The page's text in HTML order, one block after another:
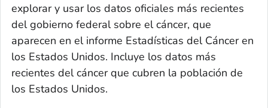
explorar y usar los datos oficiales más recientes
del gobierno federal sobre el cáncer, que
aparecen en el informe Estadísticas del Cáncer en
los Estados Unidos. Incluye los datos más
recientes del cáncer que cubren la población de
los Estados Unidos.